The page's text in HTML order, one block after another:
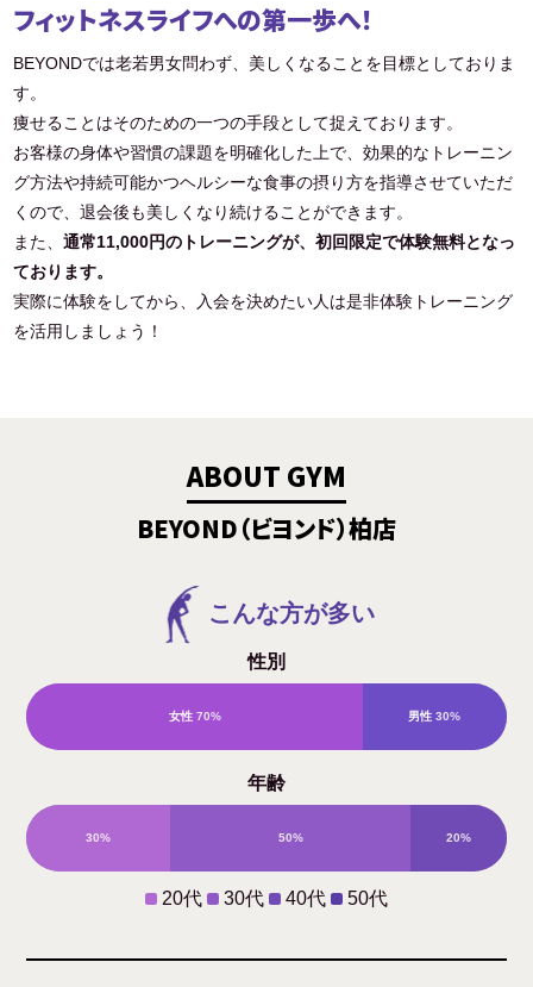
フィットネスライフへの第一歩へ！
BEYONDでは老若男女問わず、美しくなることを目標としておりま
す。
痩せることはそのための一つの手段として捉えております。
お客様の身体や習慣の課題を明確化した上で、効果的なトレーニン
グ方法や持続可能かつヘルシーな食事の摂り方を指導させていただ
くので、退会後も美しくなり続けることができます。
また、通常11,000円のトレーニングが、初回限定で体験無料となっ
ております。
実際に体験をしてから、入会を決めたい人は是非体験トレーニング
を活用しましょう！
ABOUT GYM
BEYOND（ビヨンド）柏店
こんな方が多い
性別
女性 70% 男性 30%
年齢
30% 50% 20% 0%
20代 30代 40代 50代